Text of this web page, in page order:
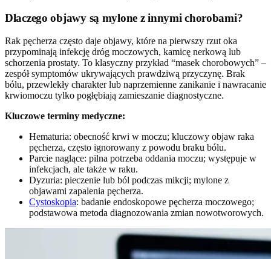
Dlaczego objawy są mylone z innymi chorobami?
Rak pęcherza często daje objawy, które na pierwszy rzut oka
przypominają infekcję dróg moczowych, kamicę nerkową lub
schorzenia prostaty. To klasyczny przykład “masek chorobowych” –
zespół symptomów ukrywających prawdziwą przyczynę. Brak
bólu, przewlekły charakter lub naprzemienne zanikanie i nawracanie
krwiomoczu tylko pogłębiają zamieszanie diagnostyczne.
Kluczowe terminy medyczne:
Hematuria: obecność krwi w moczu; kluczowy objaw raka
pęcherza, często ignorowany z powodu braku bólu.
Parcie naglące: pilna potrzeba oddania moczu; występuje w
infekcjach, ale także w raku.
Dyzuria: pieczenie lub ból podczas mikcji; mylone z
objawami zapalenia pęcherza.
Cystoskopia: badanie endoskopowe pęcherza moczowego;
podstawowa metoda diagnozowania zmian nowotworowych.